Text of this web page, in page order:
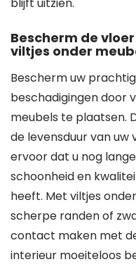
Bescherm de
viltjes onder
Bescherm uw
beschadigingen door
meubels te plaatsen.
de levensduur van
ervoor dat u nog
schoonheid en
heeft. Met viltjes
scherpe randen of
contact maken met
interieur moeiteloos